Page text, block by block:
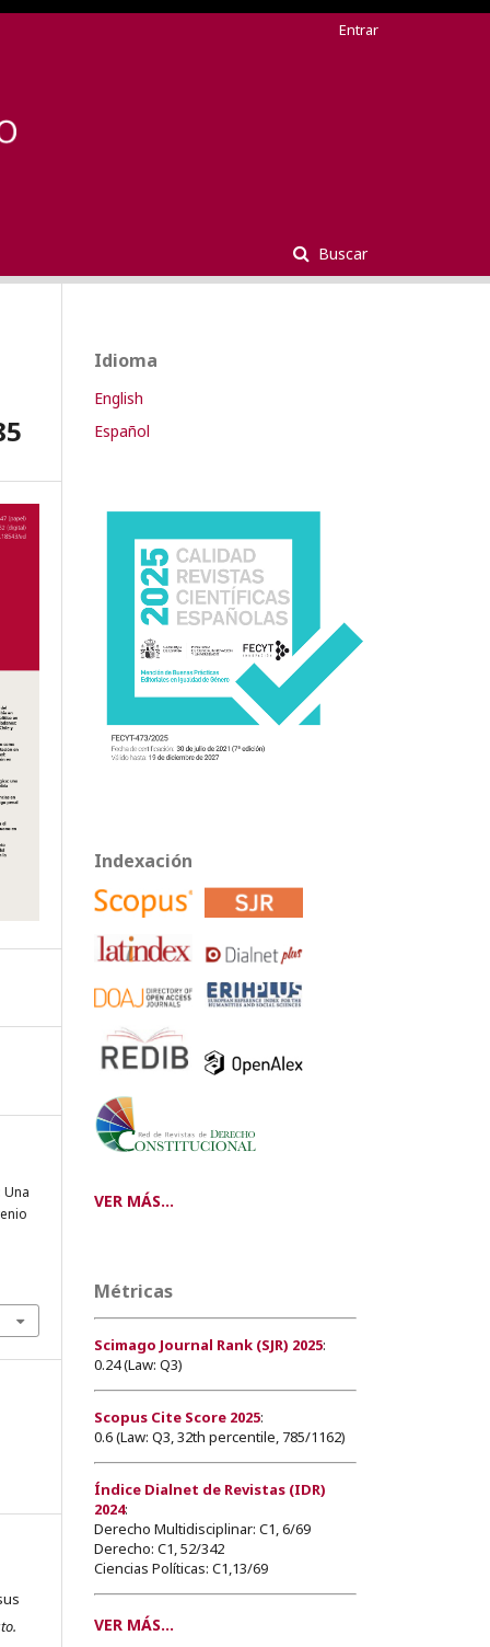
Buscar
Entrar
Una
Idioma
English
Español
Indexación
VER MÁS...
Métricas
Scimago Journal Rank (SJR) 2025:
0.24 (Law: Q3)
Scopus Cite Score 2025:
0.6 (Law: Q3, 32th percentile, 785/1162)
Índice Dialnet de Revistas (IDR)
2024:
Derecho Multidisciplinar: C1, 6/69
Derecho: C1, 52/342
Ciencias Políticas: C1,13/69
VER MÁS...